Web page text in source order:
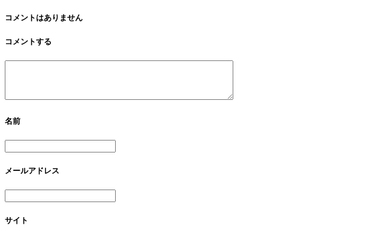
コメントはありません
コメントする
名前
メールアドレス
サイト